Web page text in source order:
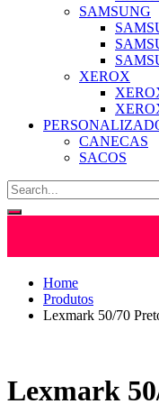
SAMSUNG
XEROX
CANECAS
SACOS
Home
Produtos
Lexmark 50/70
Lexmark